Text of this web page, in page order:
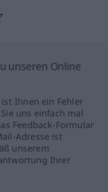
unseren Online
Ihnen ein Fehler
uns einfach mal
Feedback-Formular
Adresse ist
unserem
Ihrer